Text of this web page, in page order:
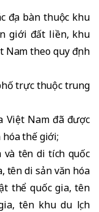
địa bàn thuộc khu
giới đất liền, khu
theo quy định
trực thuộc trung
Việt Nam đã được
hóa thế giới;
và tên di tích quốc
tên di sản văn hóa
thể quốc gia, tên
tên khu du lịch